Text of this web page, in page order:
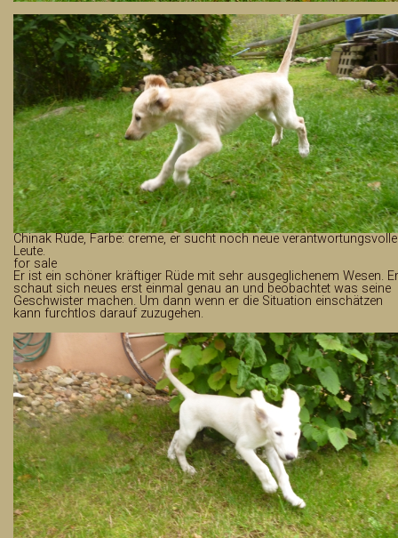
Chinak Rüde, Farbe: creme, er sucht noch neue verantwortungsvolle
Leute.
for sale
Er ist ein schöner kräftiger Rüde mit sehr ausgeglichenem Wesen. Er
schaut sich neues erst einmal genau an und beobachtet was seine
Geschwister machen. Um dann wenn er die Situation einschätzen
kann furchtlos darauf zuzugehen.